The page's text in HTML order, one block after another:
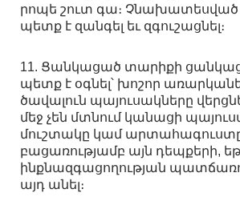
րոպե շուտ գա։ Չնախատեսված
պետք է զանգել եւ զգուշացնել։
11. Ցանկացած տարիքի
պետք է օգնել՝ խոշոր
ծավալուն պայուսակները
մեջ չեն մտնում կանացի
մուշտակը կամ
բացառությամբ այն դեպքերի,
ինքնազգացողության
այդ անել։